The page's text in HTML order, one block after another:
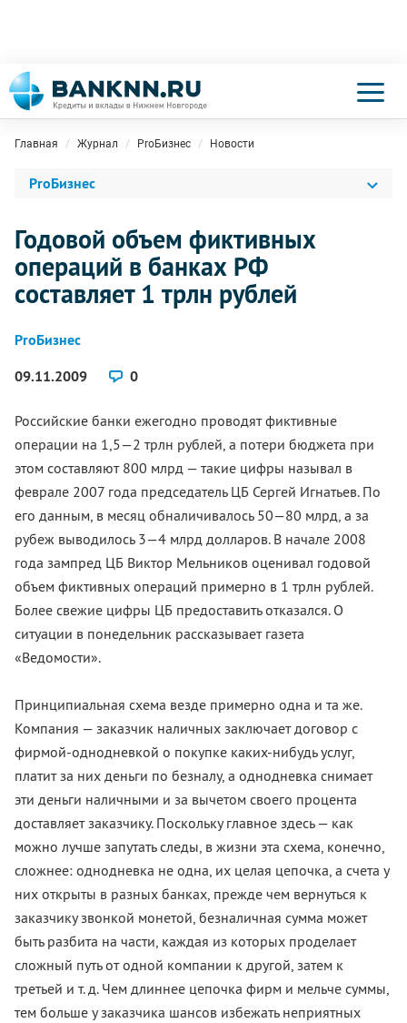
Главная Журнал ProБизнес Новости
ProБизнес
Годовой объем фиктивных
операций в банках РФ
составляет 1 трлн рублей
ProБизнес
09.11.2009
0
Российские банки ежегодно проводят фиктивные
операции на 1,5—2 трлн рублей, а потери бюджета при
этом составляют 800 млрд — такие цифры называл в
феврале 2007 года председатель ЦБ Сергей Игнатьев. По
его данным, в месяц обналичивалось 50—80 млрд, а за
рубеж выводилось 3—4 млрд долларов. В начале 2008
года зампред ЦБ Виктор Мельников оценивал годовой
объем фиктивных операций примерно в 1 трлн рублей.
Более свежие цифры ЦБ предоставить отказался. О
ситуации в понедельник рассказывает газета
«Ведомости».
Принципиальная схема везде примерно одна и та же.
Компания — заказчик наличных заключает договор с
фирмой-однодневкой о покупке каких-нибудь услуг,
платит за них деньги по безналу, а однодневка снимает
эти деньги наличными и за вычетом своего процента
доставляет заказчику. Поскольку главное здесь — как
можно лучше запутать следы, в жизни эта схема, конечно,
сложнее: однодневка не одна, их целая цепочка, а счета у
них открыты в разных банках, прежде чем вернуться к
заказчику звонкой монетой, безналичная сумма может
быть разбита на части, каждая из которых проделает
сложный путь от одной компании к другой, затем к
третьей и т. д. Чем длиннее цепочка фирм и мельче суммы,
тем больше у заказчика шансов избежать неприятных